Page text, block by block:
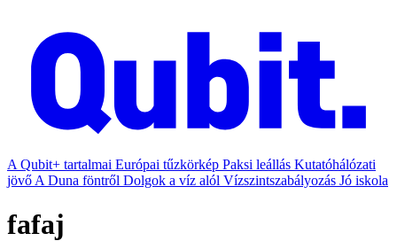
A Qubit+ tartalmai Európai tűzkörkép Paksi leállás Kutatóhálózati
jövő A Duna föntről Dolgok a víz alól Vízszintszabályozás Jó iskola
fafaj